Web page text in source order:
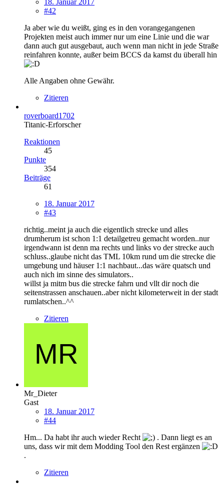
#42
Ja aber wie du weißt, ging es in den vorangegangenen
Projekten meist auch immer nur um eine Linie und die war
dann auch gut ausgebaut, auch wenn man nicht in jede Straße
reinfahren konnte, außer beim BCCS da kamst du überall hin
Alle Angaben ohne Gewähr.
Zitieren
roverboard1702
Titanic-Erforscher
Reaktionen
45
Punkte
354
Beiträge
61
18. Januar 2017
#43
richtig..meint ja auch die eigentlich strecke und alles
drumherum ist schon 1:1 detailgetreu gemacht worden..nur
irgendwann ist denn ma rechts und links vo der strecke auch
schluss..glaube nicht das TML 10km rund um die strecke die
umgebung und häuser 1:1 nachbaut...das wäre quatsch und
auch nich im sinne des simulators..
willst ja mitm bus die strecke fahrn und vllt dir noch die
seitenstrassen anschauen..aber nicht kilometerweit in der stadt
rumlatschen..^^
Zitieren
Mr_Dieter
Gast
18. Januar 2017
#44
Hm... Da habt ihr auch wieder Recht
. Dann liegt es an
uns, dass wir mit dem Modding Tool den Rest ergänzen
.
Zitieren